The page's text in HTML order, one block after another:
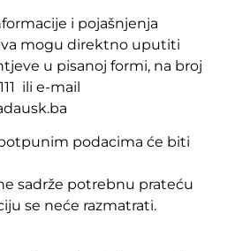
i pojašnjenja
mogu direktno uputiti
u pisanoj formi, na broj
ili e-mail
podacima će biti
sadrže potrebnu prateću
se neće razmatrati.